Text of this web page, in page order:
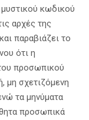
κωδικού
αρχές της
παραβιάζει το
ότι η
προσωπικού
μη σχετιζόμενη
τα μηνύματα
προσωπικά